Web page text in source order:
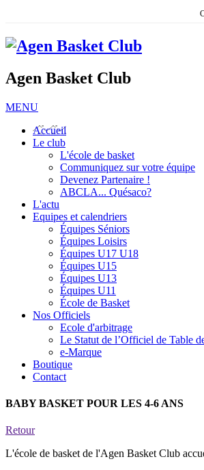
Agen Basket Club
MENU
Accueil
Le club
L'école de basket
Communiquez sur votre équipe
Devenez Partenaire !
ABCLA... Quésaco?
L'actu
Equipes et calendriers
Équipes Séniors
Équipes Loisirs
Équipes U17 U18
Équipes U15
Équipes U13
Équipes U11
École de Basket
Nos Officiels
Ecole d'arbitrage
Le Statut de l’Officiel de Table
e-Marque
Boutique
Contact
BABY BASKET POUR LES 4-6 ANS
Retour
L'école de basket de l'Agen Basket Club